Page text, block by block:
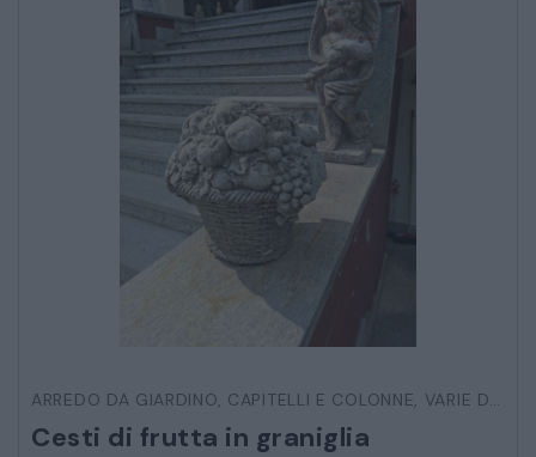
ARREDO DA GIARDINO, CAPITELLI E COLONNE, VARIE DA ESTERNO
Cesti di frutta in graniglia